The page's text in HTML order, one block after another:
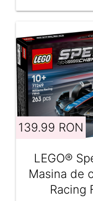
139.99 RON
LEGO®
Masina de
Racing